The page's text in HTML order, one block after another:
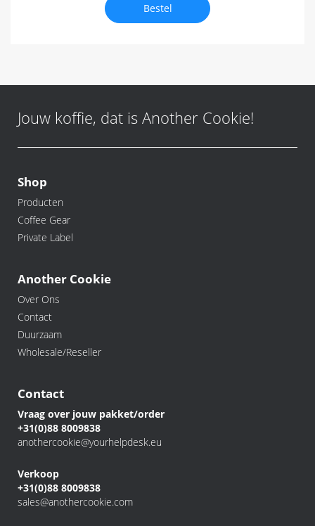
Bestel
Jouw koffie, dat is Another Cookie!
Shop
Producten
Coffee Gear
Private Label
Another Cookie
Over Ons
Contact
Duurzaam
Wholesale/Reseller
Contact
Vraag over jouw pakket/order
+31(0)88 8009838
anothercookie@yourhelpdesk.eu
Verkoop
+31(0)88 8009838
sales@anothercookie.com